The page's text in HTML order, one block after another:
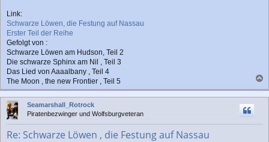
Link:
Schwarze Löwen, die Festung auf Nassau
Erster Teil der Reihe
Gefolgt von :
Schwarze Löwen am Hudson, Teil 2
Die schwarze Sphinx am Nil , Teil 3
Das Lied von Aaaalbany , Teil 4
The Moon , the new Frontier , Teil 5
a
c
Seamarshall_Rotrock
Piratenbezwinger und Wolfsburgveteran
Re: Schwarze Löwen , die Festung auf Nassau